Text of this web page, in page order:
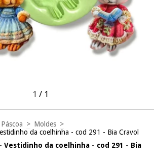
1 / 1
Páscoa > Moldes >
da coelhinha - cod 291 - Bia Cravol
Vestidinho da coelhinha - cod 291 - Bia